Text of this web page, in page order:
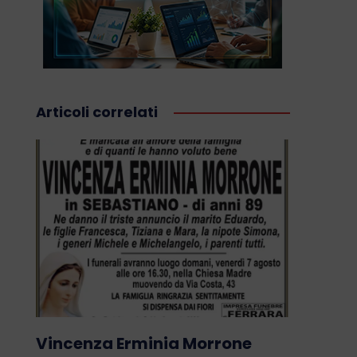
Articoli correlati
Vincenza Erminia Morrone